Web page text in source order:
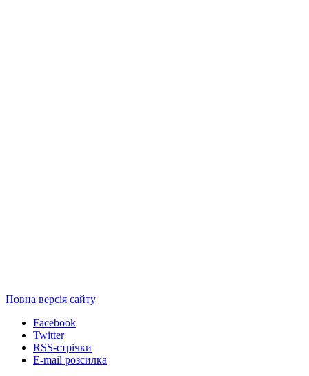
Повна версія сайту
Facebook
Twitter
RSS-стрічки
E-mail розсилка